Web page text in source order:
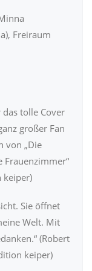
Freiraum
tolle Cover
großer Fan
von „Die
Frauenzimmer“
keiper)
Sie öffnet
Welt. Mit
(Robert
keiper)